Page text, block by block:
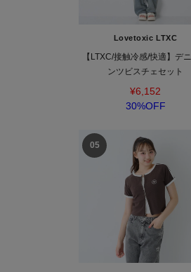
Lovetoxic LTXC
【LTXC/接触冷感/快適】デ
ンツビスチェセット
¥6,152
30%OFF